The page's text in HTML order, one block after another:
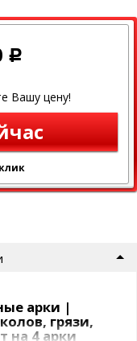
Р
Вашу цену!
арки |
грязи,
на 4 арки